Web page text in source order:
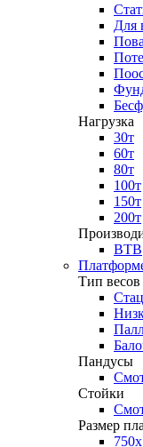
Для
Нагрузка
30т
60т
80т
100т
150т
200т
ВТВ
Тип весов
Пандусы
Стойки
Размер